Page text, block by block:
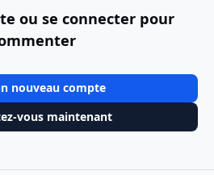
ou se connecter pour
nouveau compte
vous maintenant